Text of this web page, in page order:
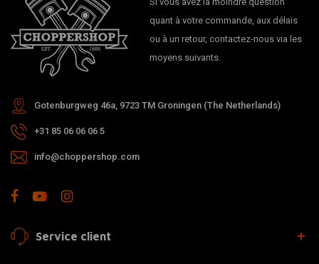
quant à votre commande, aux délais
ou à un retour, contactez-nous via les
moyens suivants.
Gotenburgweg 46a, 9723 TM Groningen (The Netherlands)
+31 85 06 06 06 5
info@choppershop.com
Service client